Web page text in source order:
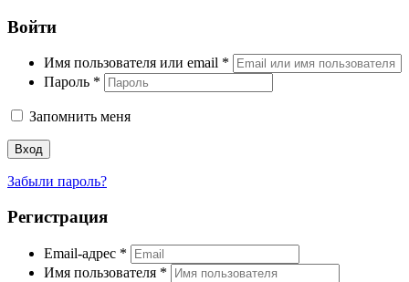
Войти
Имя пользователя или email *
Пароль *
Запомнить меня
Вход
Забыли пароль?
Регистрация
Email-адрес *
Имя пользователя *